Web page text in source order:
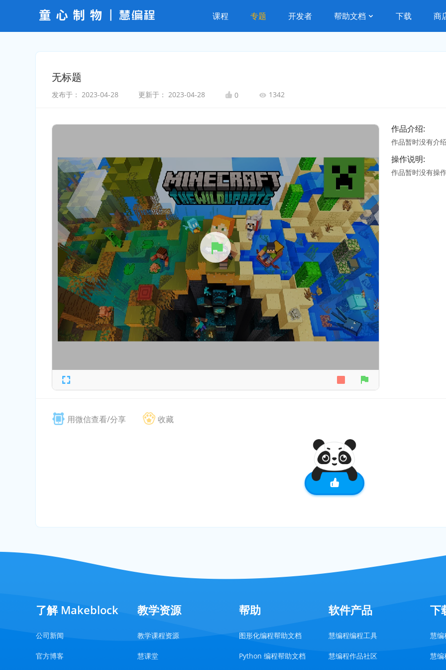
课程 专题 开发者 帮助文档 下载 商
无标题
发布于： 2023-04-28 更新于： 2023-04-28 0 1342
作品介绍:
作品暂时没有介
操作说明:
作品暂时没有操
用微信查看/分享 收藏
了解 Makeblock
公司新闻
官方博客
教学资源
教学课程资源
慧课堂
帮助
图形化编程帮助文档
Python 编程帮助文档
软件产品
慧编程编程工具
慧编程作品社区
下
慧
慧